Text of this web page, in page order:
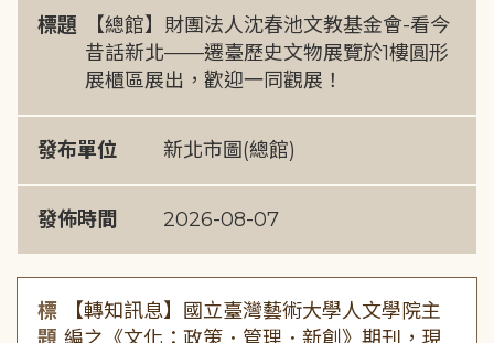
標題
【總館】財團法人沈春池文教基金會-看今
昔話新北——遷臺歷史文物展覽於1樓圓形
展櫃區展出，歡迎一同觀展！
發布單位 新北市圖(總館)
發佈時間 2026-08-07
標
【轉知訊息】國立臺灣藝術大學人文學院主